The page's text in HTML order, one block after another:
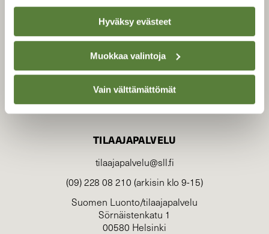
Hyväksy evästeet
Muokkaa valintoja
Vain välttämättömät
TILAAJAPALVELU
tilaajapalvelu@sll.fi
(09) 228 08 210 (arkisin klo 9-15)
Suomen Luonto/tilaajapalvelu
Sörnäistenkatu 1
00580 Helsinki